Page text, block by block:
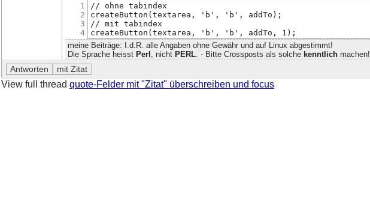
1
2
3
4
// ohne tabindex
createButton(textarea, 'b', 'b', addTo);
// mit tabindex
createButton(textarea, 'b', 'b', addTo, 1);
meine Beiträge: I.d.R. alle Angaben ohne Gewähr und auf Linux abgestimmt!
Die Sprache heisst Perl , nicht PERL. - Bitte Crossposts als solche kenntlichmachen!
View full thread quote-Felder mit "Zitat" überschreiben und focus